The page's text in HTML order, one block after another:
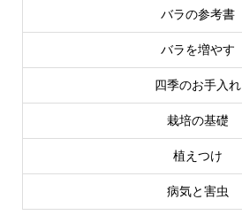
バラの参考書
バラを増やす
四季のお手入れ
栽培の基礎
植えつけ
病気と害虫